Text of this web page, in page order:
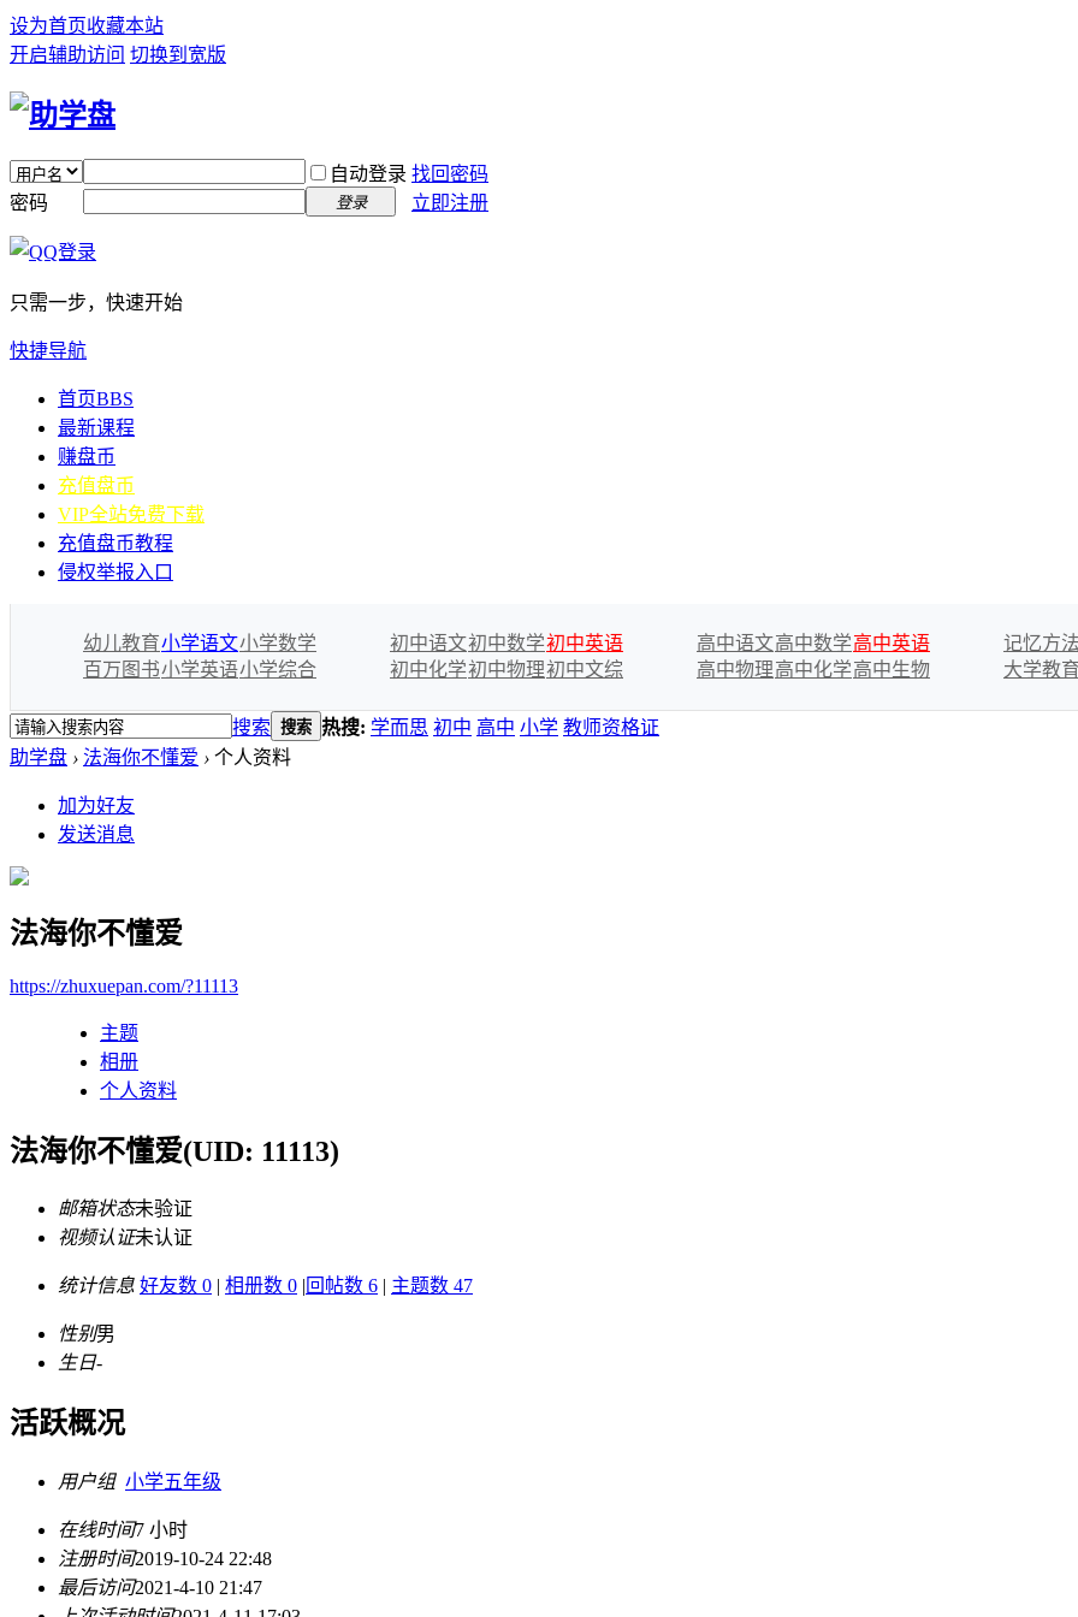
设为首页收藏本站
开启辅助访问 切换到宽版
自动登录 找回密码
密码
登录 立即注册
只需一步，快速开始
快捷导航
首页BBS
最新课程
赚盘币
充值盘币
VIP全站免费下载
充值盘币教程
侵权举报入口
幼儿教育小学语文小学数学
百万图书小学英语小学综合
初中语文初中数学初中英语
初中化学初中物理初中文综
高中语文高中数学高中英语
高中物理高中化学高中生物
记忆方法
大学教育
搜索 搜索 热搜: 学而思 初中 高中 小学 教师资格证
助学盘 › 法海你不懂爱 › 个人资料
加为好友
发送消息
法海你不懂爱
https://zhuxuepan.com/?11113
主题
相册
个人资料
法海你不懂爱(UID: 11113)
邮箱状态未验证
视频认证未认证
统计信息 好友数 0 | 相册数 0 |回帖数 6 | 主题数 47
性别男
生日-
活跃概况
用户组 小学五年级
在线时间7 小时
注册时间2019-10-24 22:48
最后访问2021-4-10 21:47